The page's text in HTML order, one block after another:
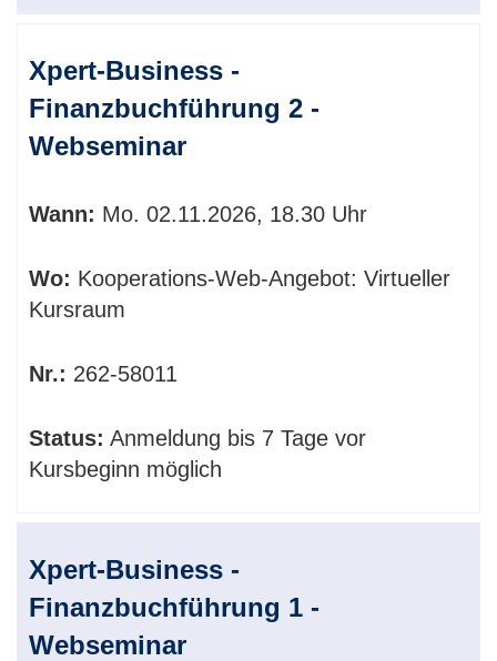
Xpert-Business -
Finanzbuchführung 2 -
Webseminar
Wann: Mo. 02.11.2026, 18.30 Uhr
Wo: Kooperations-Web-Angebot: Virtueller
Kursraum
Nr.: 262-58011
Status: Anmeldung bis 7 Tage vor
Kursbeginn möglich
Xpert-Business -
Finanzbuchführung 1 -
Webseminar